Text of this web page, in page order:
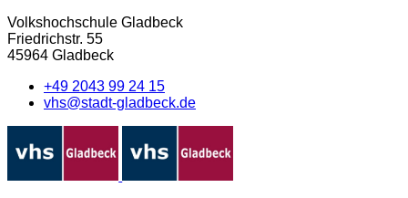
Volkshochschule Gladbeck
Friedrichstr. 55
45964 Gladbeck
+49 2043 99 24 15
vhs@stadt-gladbeck.de